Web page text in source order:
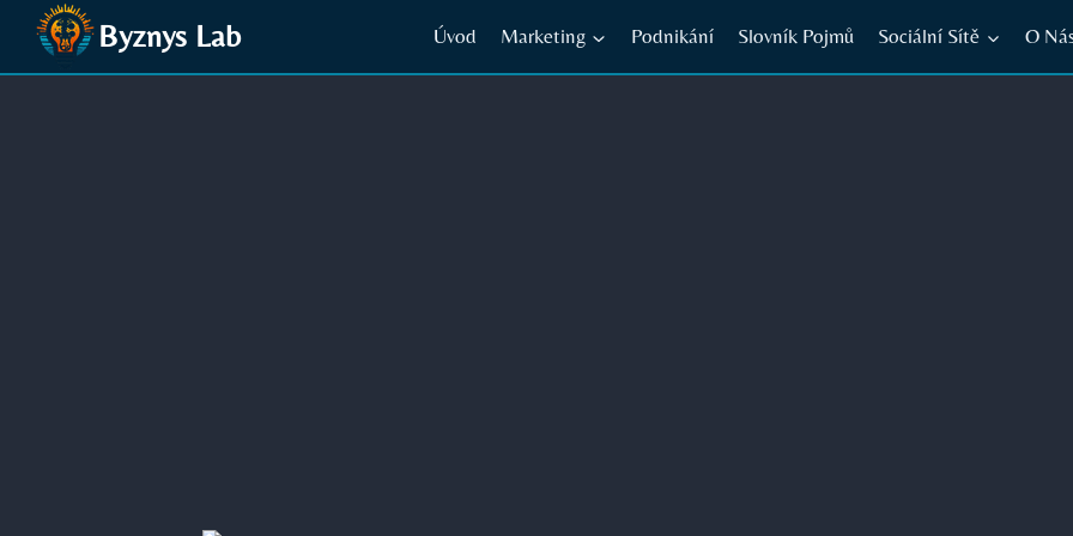
Přeskočit
obsah
Byznys Lab Úvod Marketing Podnikání Slovník Pojmů Sociální Sítě O